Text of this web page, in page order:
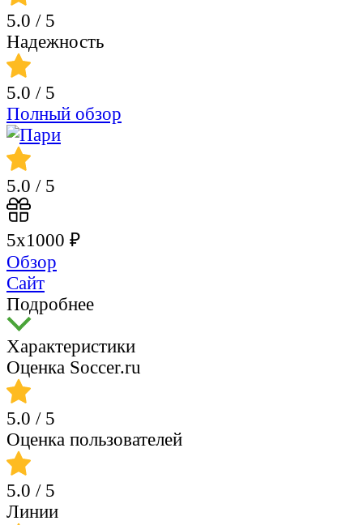
5.0 / 5
Надежность
5.0 / 5
Полный обзор
5.0 / 5
5х1000 ₽
Обзор
Сайт
Подробнее
Характеристики
Оценка Soccer.ru
5.0 / 5
Оценка пользователей
5.0 / 5
Линии